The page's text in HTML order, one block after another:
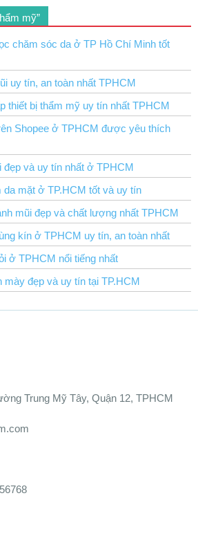
mỹ”
chăm sóc da ở TP Hồ Chí Minh tốt
uy tín, an toàn nhất TPHCM
thiết bị thẩm mỹ uy tín nhất TPHCM
Shopee ở TPHCM được yêu thích
đẹp và uy tín nhất ở TPHCM
da mặt ở TP.HCM tốt và uy tín
mũi đẹp và chất lượng nhất TPHCM
kín ở TPHCM uy tín, an toàn nhất
ở TPHCM nổi tiếng nhất
mày đẹp và uy tín tại TP.HCM
Trung Mỹ Tây, Quận 12, TPHCM